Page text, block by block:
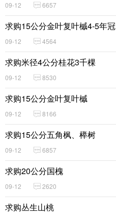
09-12 6657
求购15公分金叶复叶槭4-5年冠
09-12 4564
求购米径4公分桂花3千棵
09-12 8530
求购15公分金叶复叶槭
09-12 8166
求购15公分五角枫、榉树
09-12 6857
求购20公分国槐
09-12 2620
求购丛生山桃